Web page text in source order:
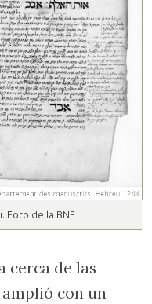
Foto de la BNF
cerca de las
con un